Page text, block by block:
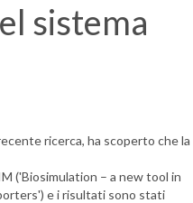
sistema
ricerca, ha scoperto che la
('Biosimulation – a new tool in
e i risultati sono stati